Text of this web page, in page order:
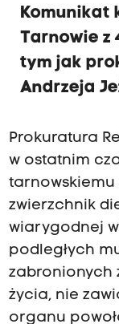
Komunikat
Tarnowie z
tym jak
Andrzeja
Prokuratura
w ostatnim
tarnowskiemu
zwierzchnik
wiarygodnej
podległych
zabronionych
życia, nie
organu